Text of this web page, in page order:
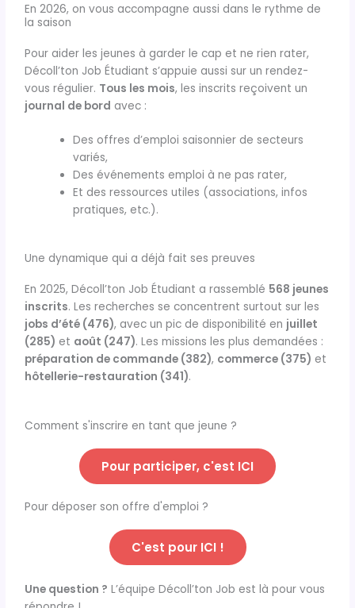
En 2026, on vous accompagne aussi dans le rythme de
la saison
Pour aider les jeunes à garder le cap et ne rien rater,
Décoll’ton Job Étudiant s’appuie aussi sur un rendez-
vous régulier. Tous les mois, les inscrits reçoivent un
journal de bord avec :
Des offres d’emploi saisonnier de secteurs
variés,
Des événements emploi à ne pas rater,
Et des ressources utiles (associations, infos
pratiques, etc.).
Une dynamique qui a déjà fait ses preuves
En 2025, Décoll’ton Job Étudiant a rassemblé 568 jeunes
inscrits. Les recherches se concentrent surtout sur les
jobs d’été (476), avec un pic de disponibilité en juillet
(285) et août (247). Les missions les plus demandées :
préparation de commande (382), commerce (375) et
hôtellerie-restauration (341).
Comment s'inscrire en tant que jeune ?
Pour participer, c'est ICI
Pour déposer son offre d'emploi ?
C'est pour ICI !
Une question ? L’équipe Décoll’ton Job est là pour vous